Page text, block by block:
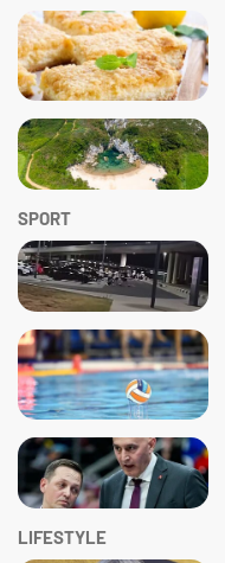
SPORT
LIFESTYLE